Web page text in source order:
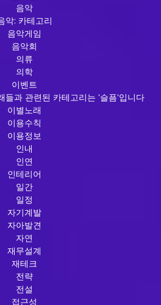
음악
악: 카테고리
음악게임
음악회
의류
의학
이벤트
들과 관련된 카테고리는 '슬픔'입니다
이별노래
이용수칙
이용정보
인내
인연
인테리어
일간
일정
자기계발
자아발견
자연
재무설계
재테크
전략
전설
접근성